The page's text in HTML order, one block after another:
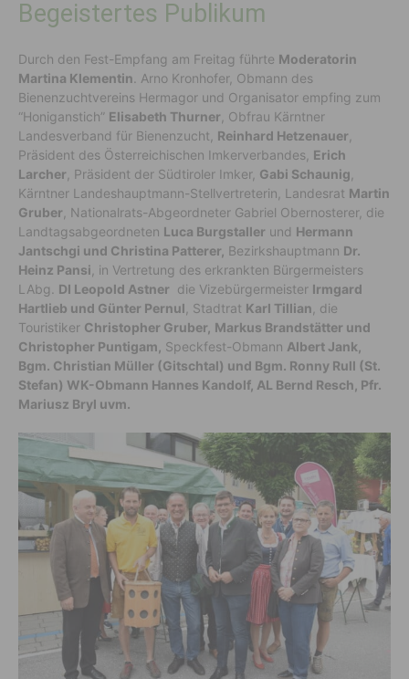
Begeistertes Publikum
Durch den Fest-Empfang am Freitag führte Moderatorin
Martina Klementin . Arno Kronhofer, Obmann des
Bienenzuchtvereins Hermagor und Organisator empfing zum
“Honiganstich” Elisabeth Thurner , Obfrau Kärntner
Landesverband für Bienenzucht, Reinhard Hetzenauer
Präsident des Österreichischen Imkerverbandes, Erich
Larcher , Präsident der Südtiroler Imker, Gabi Schaunig
Kärntner Landeshauptmann-Stellvertreterin, Landesrat Martin
Gruber , Nationalrats-Abgeordneter Gabriel Obernosterer, die
Landtagsabgeordneten Luca Burgstaller und Hermann
Jantschgi und Christina Patterer, Bezirkshauptmann Dr.
Heinz Pansi , in Vertretung des erkrankten Bürgermeisters
LAbg. DI Leopold Astner die Vizebürgermeister Irmgard
Hartlieb und Günter Pernul , Stadtrat Karl Tillian , die
Touristiker Christopher Gruber, Markus Brandstätter und
Christopher Puntigam, Speckfest-Obmann Albert Jank,
Bgm. Christian Müller (Gitschtal) und Bgm. Ronny Rull (St.
Stefan) WK-Obmann Hannes Kandolf, AL Bernd Resch, Pfr.
Mariusz Bryl uvm.